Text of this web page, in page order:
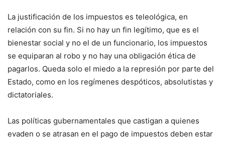
La justificación de los impuestos es teleológica, en
relación con su fin. Si no hay un fin legítimo, que es el
bienestar social y no el de un funcionario, los impuestos
se equiparan al robo y no hay una obligación ética de
pagarlos. Queda solo el miedo a la represión por parte del
Estado, como en los regímenes despóticos, absolutistas y
dictatoriales.
Las políticas gubernamentales que castigan a quienes
evaden o se atrasan en el pago de impuestos deben estar